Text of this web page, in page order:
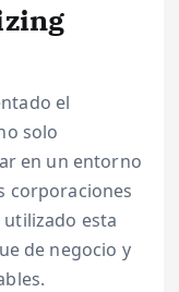
el
solo
en un entorno
corporaciones
esta
de negocio y